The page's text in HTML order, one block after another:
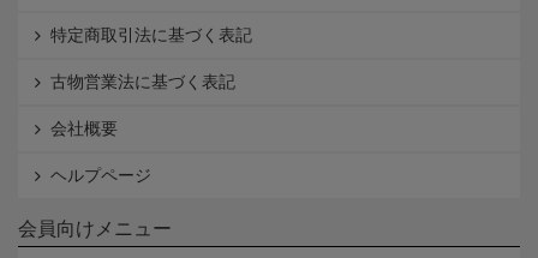
特定商取引法に基づく表記
古物営業法に基づく表記
会社概要
ヘルプページ
会員向けメニュー